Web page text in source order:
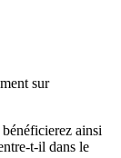
sur
ainsi
t-il dans le